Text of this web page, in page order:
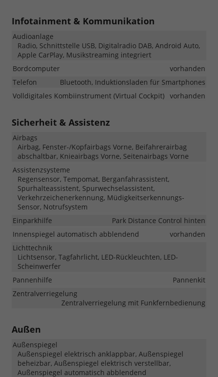
Infotainment & Kommunikation
Audioanlage
Radio, Schnittstelle USB, Digitalradio DAB, Android Auto,
Apple CarPlay, Musikstreaming integriert
Bordcomputer
vorhanden
Telefon
Bluetooth, Induktionsladen für Smartphones
Volldigitales Kombiinstrument (Virtual Cockpit) vorhanden
Sicherheit & Assistenz
Airbags
Airbag, Fenster-/Kopfairbags Vorne, Beifahrerairbag
abschaltbar, Knieairbags Vorne, Seitenairbags Vorne
Assistenzsysteme
Regensensor, Tempomat, Berganfahrassistent,
Spurhalteassistent, Spurwechselassistent,
Verkehrzeichenerkennung, Müdigkeitserkennungs-
Sensor, Notrufsystem
Einparkhilfe
Park Distance Control hinten
Innenspiegel automatisch abblendend
vorhanden
Lichttechnik
Lichtsensor, Tagfahrlicht, LED-Rückleuchten, LED-
Scheinwerfer
Pannenhilfe
Pannenkit
Zentralverriegelung
Zentralverriegelung mit Funkfernbedienung
Außen
Außenspiegel
Außenspiegel elektrisch anklappbar, Außenspiegel
beheizbar, Außenspiegel elektrisch verstellbar,
Außenspiegel automatisch abblendend